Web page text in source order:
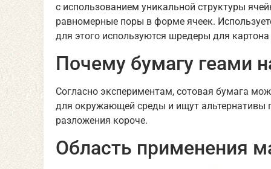
с использованием уникальной структуры
равномерные поры в форме ячеек.
для этого используются шредеры для картона
Почему бумагу геами
Согласно экспериментам, сотовая бумага
для окружающей среды и ищут альтернативы
разложения короче.
Область применения